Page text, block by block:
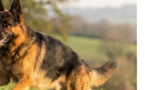
Suporte urinário e renal em gatos: um guia
completo para cuidar do seu felino.